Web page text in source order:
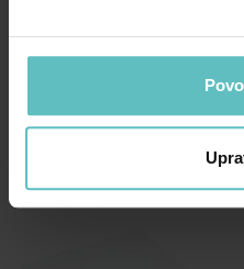
nadýchaný polštář 40×40
792.00Kč